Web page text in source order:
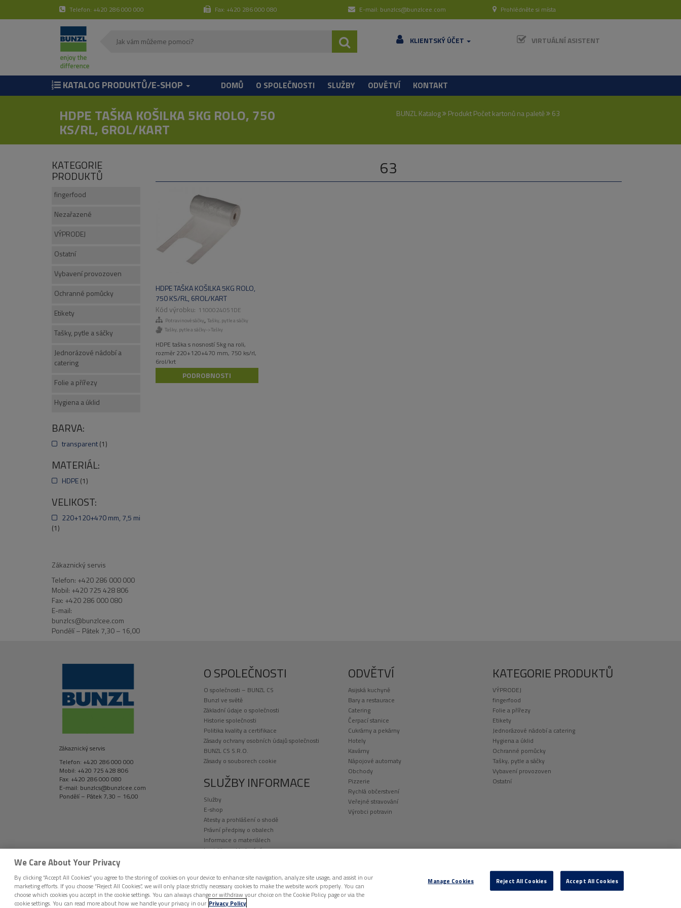
Telefon: +420 286 000 000 Fax: +420 286 000 080 E-mail: bunzlcs@bunzlcee.com Prohlédněte si místa
KLIENTSKÝ ÚČET VIRTUÁLNÍ ASISTENT
KATALOG PRODUKTŮ/E-SHOP DOMŮ O SPOLEČNOSTI SLUŽBY ODVĚTVÍ KONTAKT
HDPE TAŠKA KOŠILKA 5KG ROLO, 750
KS/RL, 6ROL/KART
BUNZL Katalog Produkt Počet kartonů na paletě 63
63
HDPE TAŠKA KOŠILKA 5KG ROLO,
750 KS/RL, 6ROL/KART
1100024051DE
Potravinové sáčky, Tašky, pytle a sáčky
Tašky, pytle a sáčky->Tašky
HDPE taška s nosností 5kg na roli,
rozměr 220+120+470 mm, 750 ks/rl,
6rol/krt
PODROBNOSTI
KATEGORIE
PRODUKTŮ
fingerfood
Nezařazené
VÝPRODEJ
Ostatní
Vybavení provozoven
Ochranné pomůcky
Etikety
Tašky, pytle a sáčky
Jednorázové nádobí a
catering
Folie a přířezy
Hygiena a úklid
BARVA:
transparent (1)
MATERIÁL:
HDPE (1)
VELIKOST:
220+120+470 mm, 7,5 mi
(1)
Zákaznický servis
Telefon: +420 286 000 000
Mobil: +420 725 428 806
Fax: +420 286 000 080
E-mail:
bunzlcs@bunzlcee.com
Pondělí – Pátek 7,30 – 16,00
Zákaznický servis
Telefon: +420 286 000 000
Mobil: +420 725 428 806
Fax: +420 286 000 080
E-mail: bunzlcs@bunzlcee.com
Pondělí – Pátek 7,30 – 16,00
O SPOLEČNOSTI
O společnosti – BUNZL CS
Bunzl ve světě
Základní údaje o společnosti
Historie společnosti
Politika kvality a certifikace
Zásady ochrany osobních údajů společnosti
BUNZL CS S.R.O.
Zásady o souborech cookie
SLUŽBY INFORMACE
Služby
E-shop
Atesty a prohlášení o shodě
Právní předpisy o obalech
Informace o materiálech
Logistika a skladování
ODVĚTVÍ
Asijská kuchyně
Bary a restaurace
Catering
Čerpací stanice
Cukrárny a pekárny
Hotely
Kavárny
Nápojové automaty
Obchody
Pizzerie
Rychlá občerstvení
Veřejné stravování
Výrobci potravin
KATEGORIE PRODUKTŮ
VÝPRODEJ
fingerfood
Folie a přířezy
Etikety
Jednorázové nádobí a catering
Hygiena a úklid
Ochranné pomůcky
Tašky, pytle a sáčky
Vybavení provozoven
Ostatní
DISTRIBUCE BUNZL ČESKÁ REPUBLIKA © 2026 VŠECHNA PRÁVA VYHRAZENA. |ZÁSADY OCHRANY OSOBNÍCH ÚDAJŮ
We Care About Your Privacy
By clicking “Accept All Cookies” you agree to the storing of cookies on your device to enhance site navigation, analyze site usage, and assist in our
marketing efforts. If you choose “Reject All Cookies”, we will only place strictly necessary cookies to make the website work properly. You can
choose which cookies you accept in the cookie settings. You can always change or withdraw your choice on the Cookie Policy page or via the
cookie settings. You can read more about how we handle your privacy in our Privacy Policy
Manage Cookies Reject All Cookies Accept All Cookies